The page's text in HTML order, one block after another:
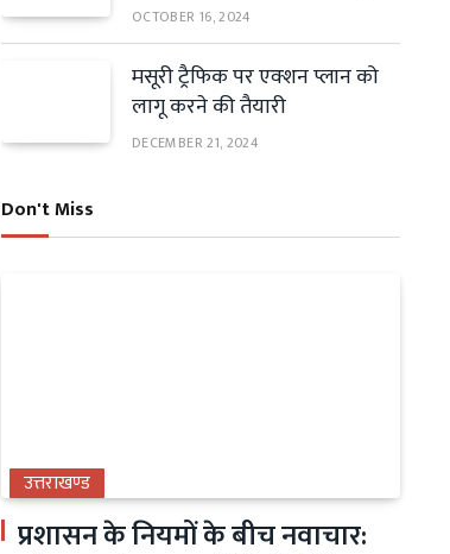
OCTOBER 16, 2024
मसूरी ट्रैफिक पर एक्शन प्लान को
लागू करने की तैयारी
DECEMBER 21, 2024
Don't Miss
उत्तराखण्ड
प्रशासन के नियमों के बीच नवाचार: